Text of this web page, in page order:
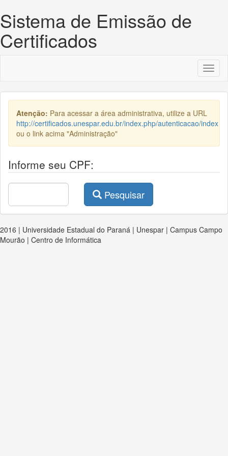
Sistema de Emissão de
Certificados
Atenção: Para acessar a área administrativa, utilize a URL
http://certificados.unespar.edu.br/index.php/autenticacao/index
ou o link acima "Administração"
Informe seu CPF:
Pesquisar
2016 | Universidade Estadual do Paraná | Unespar | Campus Campo
Mourão | Centro de Informática